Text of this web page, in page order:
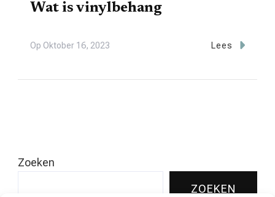
Wat is vinylbehang
Op Oktober 16, 2023 Lees
Zoeken
ZOEKEN